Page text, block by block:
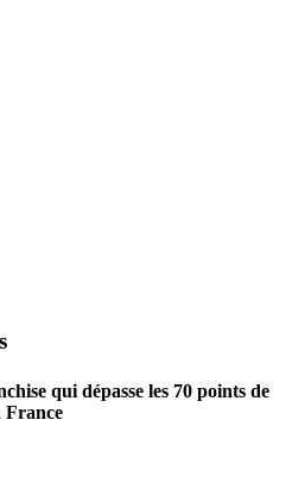
qui dépasse les 70 points de
France